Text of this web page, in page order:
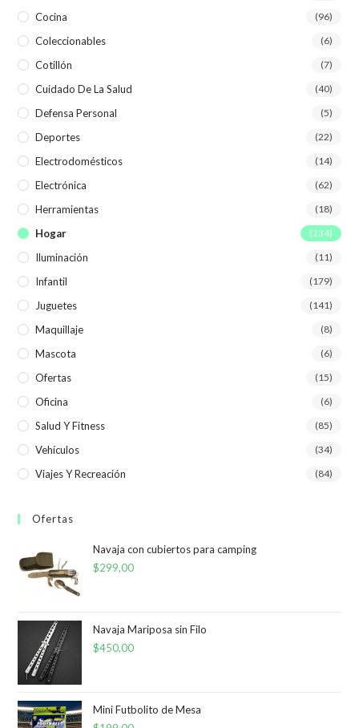
Cocina (96)
Coleccionables (6)
Cotillón (7)
Cuidado De La Salud (40)
Defensa Personal (5)
Deportes (22)
Electrodomésticos (14)
Electrónica (62)
Herramientas (18)
Hogar (234)
Iluminación (11)
Infantil (179)
Juguetes (141)
Maquillaje (8)
Mascota (6)
Ofertas (15)
Oficina (6)
Salud Y Fitness (85)
Vehículos (34)
Viajes Y Recreación (84)
Ofertas
Navaja con cubiertos para camping
$299,00
Navaja Mariposa sin Filo
$450,00
Mini Futbolito de Mesa